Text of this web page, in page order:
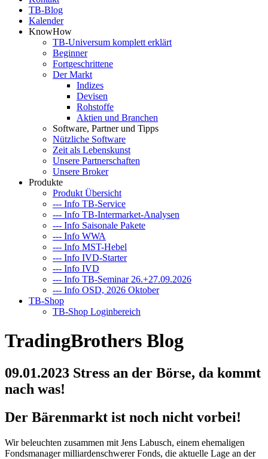
TB-Blog
Kalender
KnowHow
TB-Universum komplett erklärt
Beginner
Fortgeschrittene
Der Markt
Indizes
Devisen
Rohstoffe
Aktien und Branchen
Software, Partner und Tipps
Nützliche Software
Zeit als Lebenskunst
Unsere Partnerschaften
Unsere Broker
Produkte
Produkt Übersicht
--- Info TB-Service
--- Info TB-Intermarket-Analysen
--- Info Saisonale Pakete
--- Info WWA
--- Info MST-Hebel
--- Info IVD-Starter
--- Info IVD
--- Info TB-Seminar 26.+27.09.2026
--- Info OSD, 2026 Oktober
TB-Shop
TB-Shop Loginbereich
TradingBrothers Blog
09.01.2023 Stress an der Börse, da kommt
nach was!
Der Bärenmarkt ist noch nicht vorbei!
Wir beleuchten zusammen mit Jens Labusch, einem ehemaligen
Fondsmanager milliardenschwerer Fonds, die aktuelle Lage an der